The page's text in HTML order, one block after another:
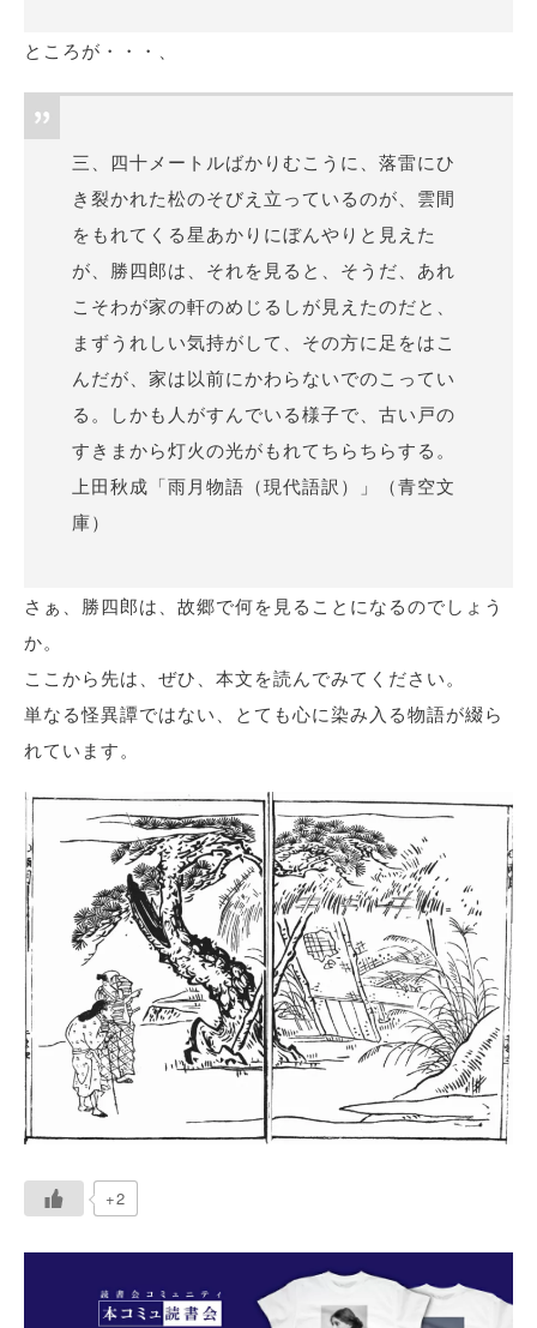
ところが・・・、
三、四十メートルばかりむこうに、落雷にひ
き裂かれた松のそびえ立っているのが、雲間
をもれてくる星あかりにぼんやりと見えた
が、勝四郎は、それを見ると、そうだ、あれ
こそわが家の軒のめじるしが見えたのだと、
まずうれしい気持がして、その方に足をはこ
んだが、家は以前にかわらないでのこってい
る。しかも人がすんでいる様子で、古い戸の
すきまから灯火の光がもれてちらちらする。
上田秋成「雨月物語（現代語訳）」（青空文
庫）
さぁ、勝四郎は、故郷で何を見ることになるのでしょう
か。
ここから先は、ぜひ、本文を読んでみてください。
単なる怪異譚ではない、とても心に染み入る物語が綴ら
れています。
+2